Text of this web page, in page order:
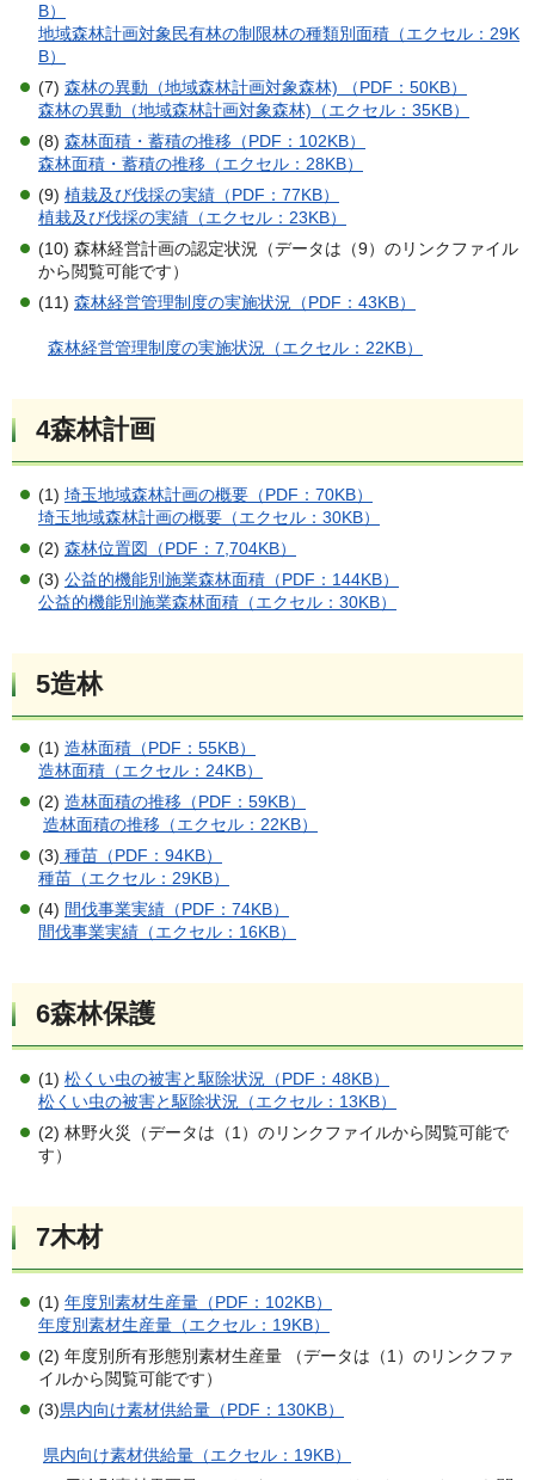
B）
地域森林計画対象民有林の制限林の種類別面積（エクセル：29K
B）
(7) 森林の異動（地域森林計画対象森林) （PDF：50KB）
森林の異動（地域森林計画対象森林)（エクセル：35KB）
(8) 森林面積・蓄積の推移（PDF：102KB）
森林面積・蓄積の推移（エクセル：28KB）
(9) 植栽及び伐採の実績（PDF：77KB）
植栽及び伐採の実績（エクセル：23KB）
(10) 森林経営計画の認定状況（データは（9）のリンクファイル
から閲覧可能です）
(11) 森林経営管理制度の実施状況（PDF：43KB）
森林経営管理制度の実施状況（エクセル：22KB）
4森林計画
(1) 埼玉地域森林計画の概要（PDF：70KB）
埼玉地域森林計画の概要（エクセル：30KB）
(2) 森林位置図（PDF：7,704KB）
(3) 公益的機能別施業森林面積（PDF：144KB）
公益的機能別施業森林面積（エクセル：30KB）
5造林
(1) 造林面積（PDF：55KB）
造林面積（エクセル：24KB）
(2) 造林面積の推移（PDF：59KB）
造林面積の推移（エクセル：22KB）
(3) 種苗（PDF：94KB）
種苗（エクセル：29KB）
(4) 間伐事業実績（PDF：74KB）
間伐事業実績（エクセル：16KB）
6森林保護
(1) 松くい虫の被害と駆除状況（PDF：48KB）
松くい虫の被害と駆除状況（エクセル：13KB）
(2) 林野火災（データは（1）のリンクファイルから閲覧可能で
す）
7木材
(1) 年度別素材生産量（PDF：102KB）
年度別素材生産量（エクセル：19KB）
(2) 年度別所有形態別素材生産量 （データは（1）のリンクファ
イルから閲覧可能です）
(3)県内向け素材供給量（PDF：130KB）
県内向け素材供給量（エクセル：19KB）